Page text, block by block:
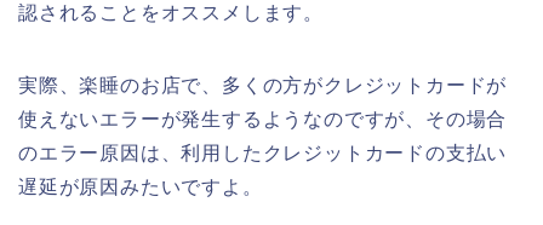
認されることをオススメします。
実際、楽睡のお店で、多くの方がクレジットカードが
使えないエラーが発生するようなのですが、その場合
のエラー原因は、利用したクレジットカードの支払い
遅延が原因みたいですよ。